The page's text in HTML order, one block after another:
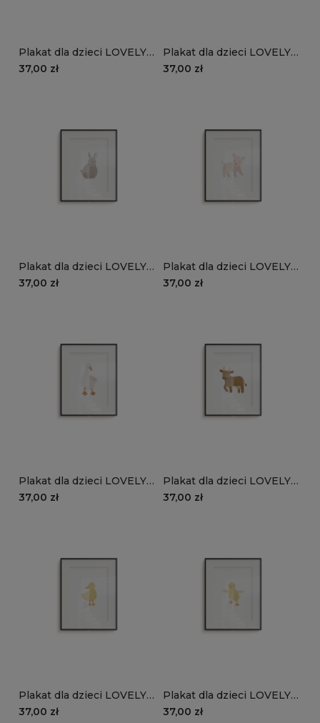
Plakat dla dzieci LOVELY
FARM wzór D156 | traktor
37,00 zł
Plakat dla dzieci LOVELY
FARM wzór D155 |
37,00 zł
Plakat dla dzieci LOVELY
FARM wzór D154 |
37,00 zł
Plakat dla dzieci LOVELY
FARM wzór D153 | świnka
37,00 zł
Plakat dla dzieci LOVELY
FARM wzór D152 | gąska
37,00 zł
Plakat dla dzieci LOVELY
FARM wzór D151 | krówka
37,00 zł
Plakat dla dzieci LOVELY
FARM wzór D149 |
37,00 zł
Plakat dla dzieci LOVELY
FARM wzór D149 | wesoła
37,00 zł